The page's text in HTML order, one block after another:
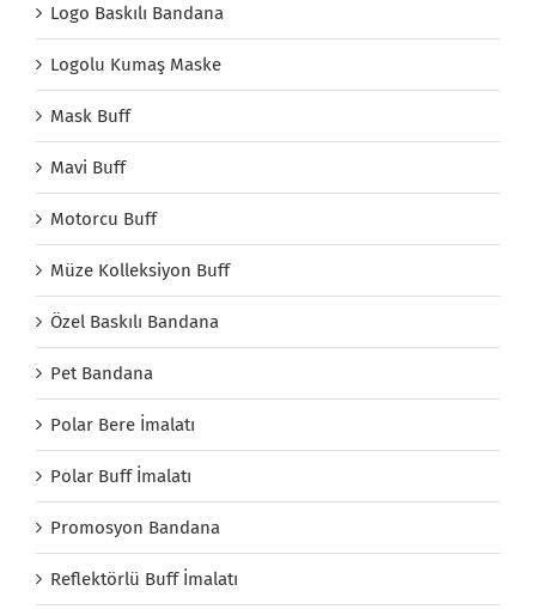
Logo Baskılı Bandana
Logolu Kumaş Maske
Mask Buff
Mavi Buff
Motorcu Buff
Müze Kolleksiyon Buff
Özel Baskılı Bandana
Pet Bandana
Polar Bere İmalatı
Polar Buff İmalatı
Promosyon Bandana
Reflektörlü Buff İmalatı